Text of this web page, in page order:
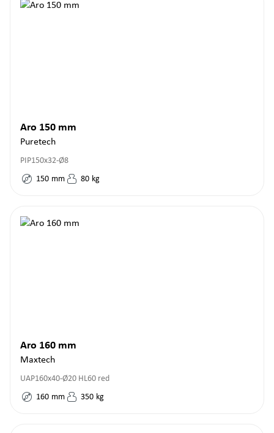
Aro 150 mm
Puretech
PIP150x32-Ø8
150 mm 80 kg
Aro 160 mm
Maxtech
UAP160x40-Ø20 HL60 red
160 mm 350 kg